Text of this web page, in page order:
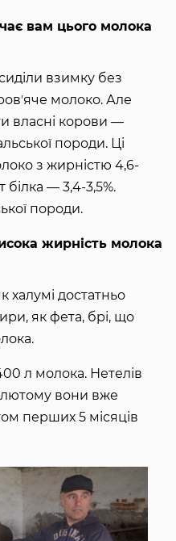
вам цього молока
взимку без
молоко. Але
власні корови —
породи. Ці
з жирністю 4,6-
білка — 3,4-3,5%.
породи.
жирність молока
халумі достатньо
як фета, брі, що
л молока. Нетелів
лютому вони вже
перших 5 місяців